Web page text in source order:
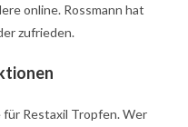
online. Rossmann hat
zufrieden.
Restaxil Tropfen. Wer